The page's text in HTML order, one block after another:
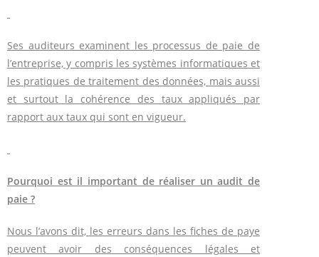
Ses auditeurs examinent les processus de paie de
l’entreprise, y compris les systèmes informatiques et
les pratiques de traitement des données, mais aussi
et surtout la cohérence des taux appliqués par
rapport aux taux qui sont en vigueur.
Pourquoi est il important de réaliser un audit de
paie ?
Nous l’avons dit, les erreurs dans les fiches de paye
peuvent avoir des conséquences légales et